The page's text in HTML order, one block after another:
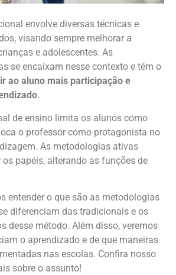
envolve diversas técnicas e
visando sempre melhorar a
e adolescentes. As
se encaixam nesse contexto e têm o
ao aluno mais participação e
.
de ensino limita os alunos como
o professor como protagonista no
As metodologias ativas
papéis, alterando as funções de
entender o que são as metodologias
diferenciam das tradicionais e os
desse método. Além disso, veremos
o aprendizado e de que maneiras
nas escolas. Confira nosso
sobre o assunto!